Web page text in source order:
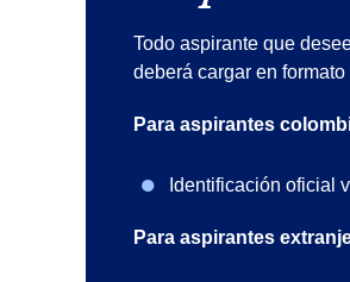
Todo aspirante que
deberá cargar en
Para aspirantes
Identificación oficial
Para aspirantes